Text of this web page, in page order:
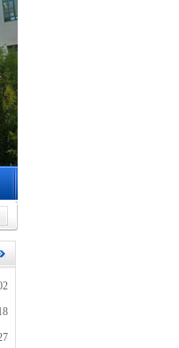
计划项目廉政预...